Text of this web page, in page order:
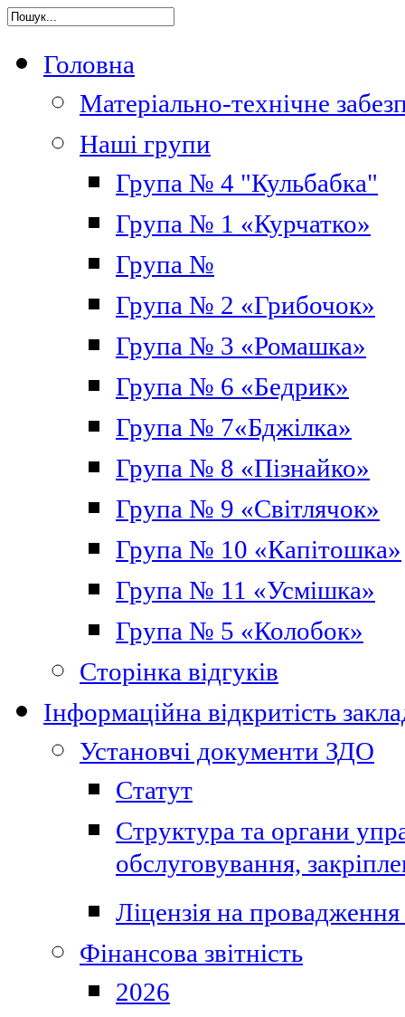
Головна
Матеріально-технічне
Наші групи
Група № 4 "Кульбабка"
Група № 1 «Курчатко»
Група №
Група № 2 «Грибочок»
Група № 3 «Ромашка»
Група № 6 «Бедрик»
Група № 7«Бджілка»
Група № 8 «Пізнайко»
Група № 9 «Світлячок»
Група № 10 «Капітошка»
Група № 11 «Усмішка»
Група № 5 «Колобок»
Сторінка відгуків
Інформаційна відкритість
Установчі документи ЗДО
Статут
Структура та органи
обслуговування,
Ліцензія на провадження
Фінансова звітність
2026